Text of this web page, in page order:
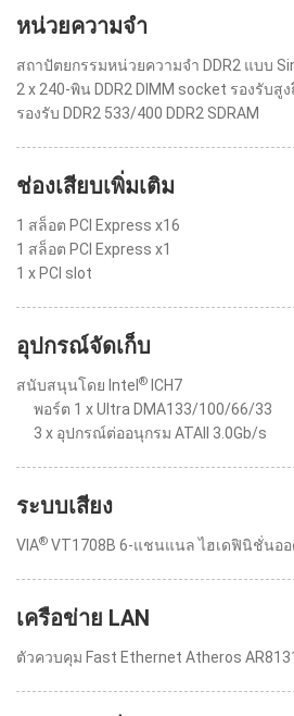
หน่วยความจำ
สถาปัตยกรรมหน่วยความจำ DDR2 แบบ
2 x 240-พิน DDR2 DIMM socket รองรับสูง
รองรับ DDR2 533/400 DDR2 SDRAM
ช่องเสียบเพิ่มเติม
1 สล็อต PCI Express x16
1 สล็อต PCI Express x1
1 x PCI slot
อุปกรณ์จัดเก็บ
สนับสนุนโดย Intel ® ICH7
พอร์ต 1 x Ultra DMA133/100/66/33
3 x อุปกรณ์ต่ออนุกรม ATAII 3.0Gb/s
ระบบเสียง
VIA® VT1708B 6-แชนแนล ไฮเดฟินิชั่นออ
เครือข่าย LAN
ตัวควบคุม Fast Ethernet Atheros